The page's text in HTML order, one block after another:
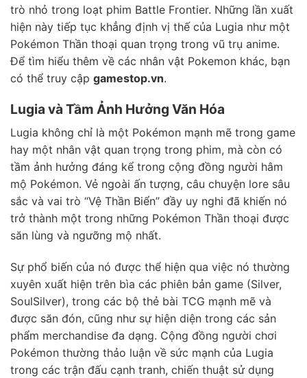
trò nhỏ trong loạt phim Battle Frontier. Những lần xuất
hiện này tiếp tục khẳng định vị thế của Lugia như một
Pokémon Thần thoại quan trọng trong vũ trụ anime.
Để tìm hiểu thêm về các nhân vật Pokemon khác, bạn
có thể truy cập gamestop.vn.
Lugia và Tầm Ảnh Hưởng Văn Hóa
Lugia không chỉ là một Pokémon mạnh mẽ trong game
hay một nhân vật quan trọng trong phim, mà còn có
tầm ảnh hưởng đáng kể trong cộng đồng người hâm
mộ Pokémon. Vẻ ngoài ấn tượng, câu chuyện lore sâu
sắc và vai trò “Vệ Thần Biển” đầy uy nghi đã khiến nó
trở thành một trong những Pokémon Thần thoại được
săn lùng và ngưỡng mộ nhất.
Sự phổ biến của nó được thể hiện qua việc nó thường
xuyên xuất hiện trên bìa các phiên bản game (Silver,
SoulSilver), trong các bộ thẻ bài TCG mạnh mẽ và
được săn đón, cũng như sự hiện diện trong các sản
phẩm merchandise đa dạng. Cộng đồng người chơi
Pokémon thường thảo luận về sức mạnh của Lugia
trong các trận đấu cạnh tranh, chiến thuật sử dụng